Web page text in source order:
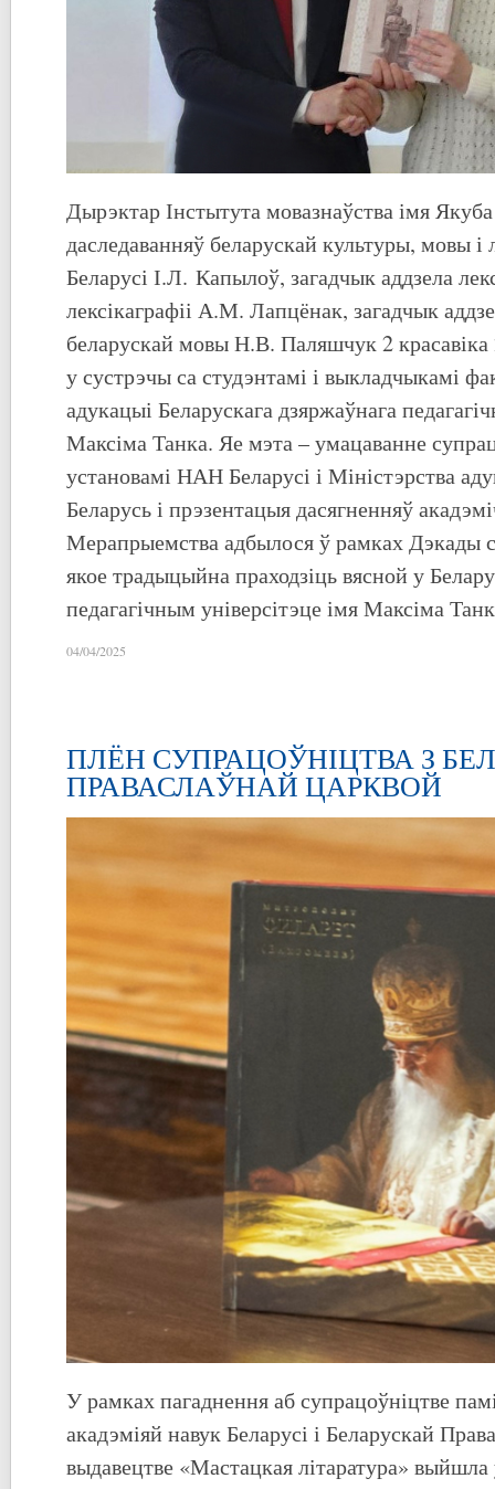
Дырэктар Інстытута мовазнаўства імя
даследаванняў беларускай культуры, мовы
Беларусі І.Л. Капылоў, загадчык аддзела
лексікаграфіі А.М. Лапцёнак, загадчык
беларускай мовы Н.В. Паляшчук 2 красавіка
у сустрэчы са студэнтамі і выкладчыкамі
адукацыі Беларускага дзяржаўнага
Максіма Танка. Яе мэта – умацаванне
установамі НАН Беларусі і Міністэрства
Беларусь і прэзентацыя дасягненняў
Мерапрыемства адбылося ў рамках Дэкады
якое традыцыйна праходзіць вясной у
педагагічным універсітэце імя Максіма
04/04/2025
ПЛЁН СУПРАЦОЎНІЦТВА З
ПРАВАСЛАЎНАЙ ЦАРКВОЙ
У рамках пагаднення аб супрацоўніцтве
акадэміяй навук Беларусі і Беларускай
выдавецтве «Мастацкая літаратура» выйшла